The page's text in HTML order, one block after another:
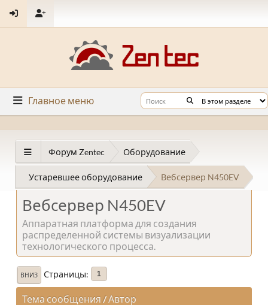
Главное меню
Форум Zentec Оборудование
Устаревшее оборудование Вебсервер N450EV
Вебсервер N450EV
Аппаратная платформа для создания
распределенной системы визуализации
технологического процесса.
ВНИЗ Страницы 1
Тема сообщения / Автор